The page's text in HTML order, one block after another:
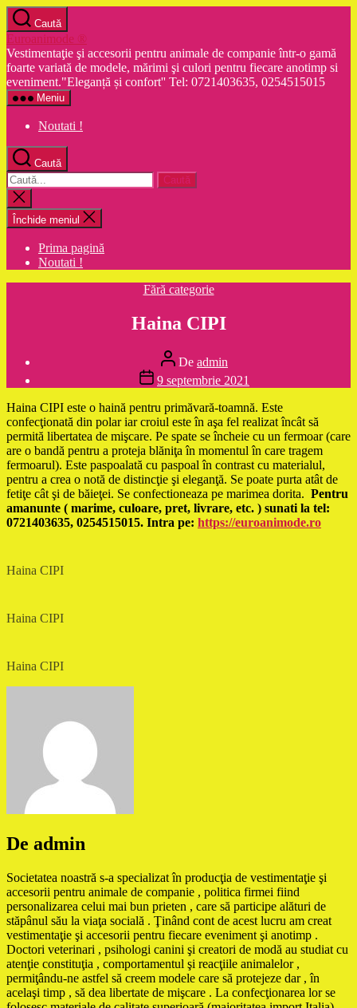
Sari
la
conținut
Caută
Euroanimode ®
Vestimentaţie şi accesorii pentru animale de companie într-o gamă
foarte variată de modele, mărimi şi culori pentru fiecare anotimp si
eveniment."Eleganță și confort'' Tel: 0721403635, 0254515015
Meniu
Noutati !
Caută
Caută
după:
Închide
căutarea
Închide meniul
Prima pagină
Noutati !
Categorii
Fără categorie
Haina CIPI
Autor
articol
De admin
Dată
articol
9 septembrie 2021
Haina CIPI este o haină pentru primăvară-toamnă. Este
confecţionată din polar iar croiul este în aşa fel realizat încât să
permită libertatea de mişcare. Pe spate se încheie cu un fermoar (care
are o bandă pentru a proteja blăniţa în momentul în care tragem
fermoarul). Este paspoalată cu paspoal în contrast cu materialul,
pentru a crea o notă de distincţie şi eleganţă. Se poate purta atât de
fetiţe cât şi de băieţei. Se confectioneaza pe marimea dorita. Pentru
amanunte ( marime, culoare, pret, livrare, etc. ) sunati la tel:
0721403635, 0254515015. Intra pe: https://euroanimode.ro
Haina CIPI
Haina CIPI
Haina CIPI
De admin
Societatea noastră s-a specializat în producţia de vestimentaţie şi
accesorii pentru animale de companie , politica firmei fiind
personalizarea celui mai bun prieten , care să participe alături de
stăpânul său la viaţa socială . Ţinând cont de acest lucru am creat
vestimentaţie şi accesorii pentru fiecare eveniment şi anotimp .
Doctori veterinari , psihologi canini şi creatori de modă au studiat cu
atenţie constituţia , comportamentul şi reacţiile animalelor ,
permiţându-ne astfel să creem modele care să protejeze dar , în
acelaşi timp , să dea libertate de mişcare . La confecţionarea lor se